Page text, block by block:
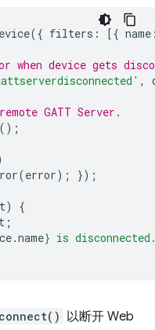
({ filters : [{ name
device gets
,
GATT Server.
();
(error); });
)
{
;
.name} is
以断开 Web